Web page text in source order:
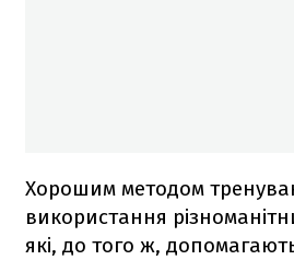
Хорошим методом
використання
які, до того ж,